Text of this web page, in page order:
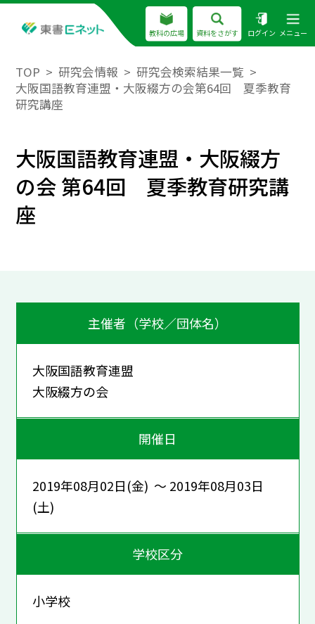
教科の広場 資料をさがす ログイン メニュー
TOP 研究会情報
研究会検索結果一覧
大阪国語教育連盟・大阪綴方の会第64回 夏季教育
研究講座
大阪国語教育連盟・大阪綴方
の会 第64回 夏季教育研究講
座
主催者（学校／団体名）
大阪国語教育連盟
大阪綴方の会
開催日
2019年08月02日(金) ～ 2019年08月03日
(土)
学校区分
小学校